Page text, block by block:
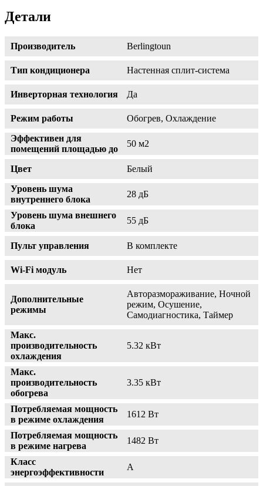
Детали
Производитель Berlingtoun
Тип кондиционера Настенная сплит-система
Инверторная технология Да
Режим работы
Обогрев, Охлаждение
Эффективен для
помещений площадью до
50 м2
Цвет
Белый
Уровень шума
внутреннего блока
28 дБ
Уровень шума внешнего
блока
55 дБ
Пульт управления В комплекте
Wi-Fi модуль Нет
Дополнительные
режимы
Авторазмораживание, Ночной
режим, Осушение,
Самодиагностика, Таймер
Макс.
производительность
охлаждения
5.32 кВт
Макс.
производительность
обогрева
3.35 кВт
Потребляемая мощность
в режиме охлаждения
1612 Вт
Потребляемая мощность
в режиме нагрева
1482 Вт
Класс
энергоэффективности
A